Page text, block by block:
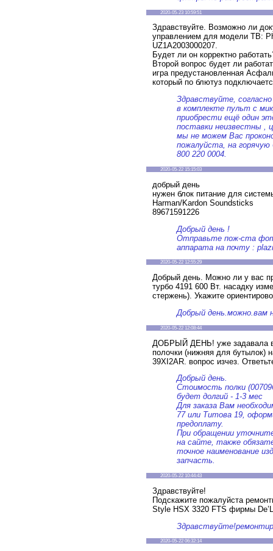
2020-05-23 10:59:51
Здравствуйте. Возможно ли
управлением для модели ТВ:
UZ1A2003000207.
Будет ли он корректно
Второй вопрос будет ли
игра предустановленная
который по блютуз
Здравствуйте,
в комплекте пульт с
приобрести ещё один
поставки неизвестны ,
мы не можем Вас
пожалуйста, на
800 220 0004.
2020-05-22 15:15:03
добрый день
нужен блок питание для
Harman/Kardon Soundsticks
89671591226
Добрый день !
Отправьте пож-ста
аппарата на почту :
2020-05-22 12:55:29
Добрый день. Можно ли у вас
турбо 4191 600 Вт. насадку
стержень). Укажите
Добрый день.можно.вам
2020-05-22 12:08:44
ДОБРЫЙ ДЕНЬ! уже задавала
полочки (нижняя для бутылок)
39XI2AR. вопрос изчез.
Добрый день.
Стоимость полки
будет долгий - 1-3 мес
Для заказа Вам
77 или Титова 19,
предоплату.
При обращении
на сайте, также
точное наименование
запчасть.
2020-05-22 10:44:43
Здравствуйте!
Подскажите пожалуйста
Style HSX 3320 FTS фирмы
2020-05-22 06:32:14